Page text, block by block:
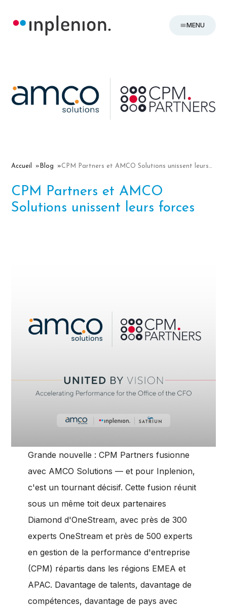
MENU
Accueil Blog CPM Partners et AMCO Solutions unissent leurs forces
CPM Partners et AMCO
Solutions unissent leurs forces
Grande nouvelle : CPM Partners fusionne
avec AMCO Solutions — et pour Inplenion,
c'est un tournant décisif. Cette fusion réunit
sous un même toit deux partenaires
Diamond d'OneStream, avec près de 300
experts OneStream et près de 500 experts
en gestion de la performance d'entreprise
(CPM) répartis dans les régions EMEA et
APAC. Davantage de talents, davantage de
compétences, davantage de pays avec